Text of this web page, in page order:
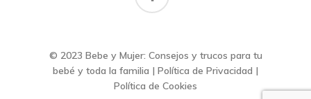
© 2023 Bebe y Mujer: Consejos y trucos para tu
bebé y toda la familia | Política de Privacidad |
Política de Cookies